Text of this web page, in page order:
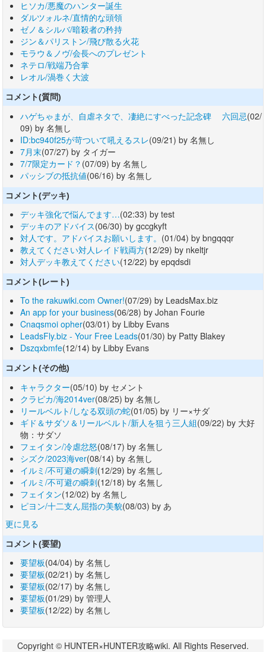
ヒソカ/悪魔のハンター誕生
ダルツォルネ/直情的な頭領
ゼノ＆シルバ/暗殺者の矜持
ジン＆パリストン/飛び散る火花
モラウ＆ノヴ/会長へのプレゼント
ネテロ/戦端乃合掌
レオル/渦巻く大波
コメント(質問)
ハゲちゃまが、自虐ネタで、凄絶にすべった記念碑 六回忌(02/
09) by 名無し
ID:bc940f25が苛ついて吼えるスレ(09/21) by 名無し
7月末(07/27) by タイガー
7/7限定カード？ (07/09) by 名無し
パッシブの抵抗値(06/16) by 名無し
コメント(デッキ)
デッキ強化で悩んでます…(02:33) by test
デッキのアドバイス(06/30) by gccgkyft
対人です。アドバイスお願いします。 (01/04) by bngqqqr
教えてください対人レイド戦両方(12/29) by nkeltjr
対人デッキ教えてください(12/22) by epqdsdi
コメント(レート)
To the rakuwiki.com Owner!(07/29) by LeadsMax.biz
An app for your business(06/28) by Johan Fourie
Cnaqsmoi opher(03/01) by Libby Evans
LeadsFly.biz - Your Free Leads(01/30) by Patty Blakey
Dszqxbmfe(12/14) by Libby Evans
コメント(その他)
キャラクター(05/10) by セメント
クラピカ/海2014ver(08/25) by 名無し
リールベルト/しなる双頭の蛇(01/05) by リー×サダ
ギド＆サダソ＆リールベルト/新人を狙う三人組(09/22) by 大好
物：サダソ
フェイタン/冷虐忿怒(08/17) by 名無し
シズク/2023海ver(08/14) by 名無し
イルミ/不可避の瞬刺(12/29) by 名無し
イルミ/不可避の瞬刺(12/18) by 名無し
フェイタン(12/02) by 名無し
ピヨン/十二支ん屈指の美貌(08/03) by あ
更に見る
コメント(要望)
要望板(04/04) by 名無し
要望板(02/21) by 名無し
要望板(02/17) by 名無し
要望板(01/29) by 管理人
要望板(12/22) by 名無し
Copyright © HUNTER×HUNTER攻略wiki. All Rights Reserved.